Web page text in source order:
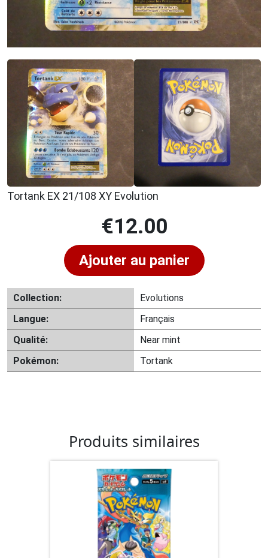
Tortank EX 21/108 XY Evolution
€12.00
Ajouter au panier
Collection:
Evolutions
Langue:
Français
Qualité:
Near mint
Pokémon:
Tortank
Produits similaires